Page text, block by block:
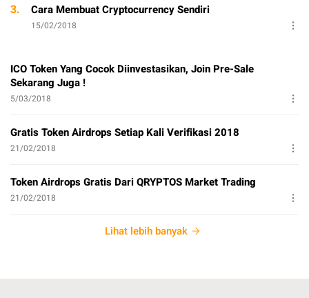
3. Cara Membuat Cryptocurrency Sendiri
15/02/2018
ICO Token Yang Cocok Diinvestasikan, Join Pre-Sale
Sekarang Juga !
5/03/2018
Gratis Token Airdrops Setiap Kali Verifikasi 2018
21/02/2018
Token Airdrops Gratis Dari QRYPTOS Market Trading
21/02/2018
Lihat lebih banyak